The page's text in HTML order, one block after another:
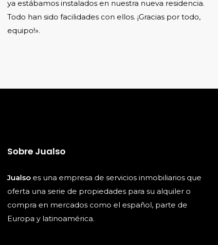
ya estábamos instalados en nuestra nueva residencia.
Todo han sido facilidades con ellos. ¡Gracias por todo,
equipo!».
Sobre Jualso
Jualso es una empresa de servicios inmobiliarios que
oferta una serie de propiedades para su alquiler o
compra en mercados como el español, parte de
Europa y latinoamérica.